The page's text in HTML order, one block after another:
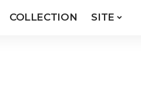
COLLECTION SITE